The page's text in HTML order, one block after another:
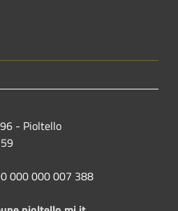
- Pioltello
000 000 007 388